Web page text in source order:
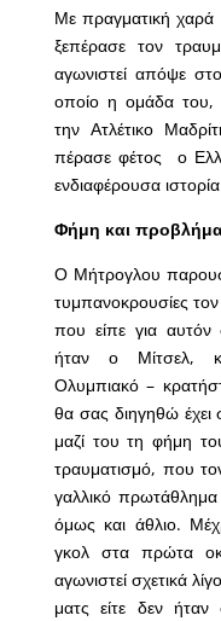
Με πραγματική
ξεπέρασε τον
αγωνιστεί απόψε
οποίο η ομάδα του,
την Ατλέτικο
πέρασε φέτος ο
ενδιαφέρουσα
Φήμη και
Ο Μήτρογλου
τυμπανοκρουσίες
που είπε για αυτόν
ήταν ο Μίτσελ,
Ολυμπιακό –
θα σας διηγηθώ
μαζί του τη φήμη
τραυματισμό, που
γαλλικό πρωτάθλημα
όμως και άθλιο.
γκολ στα πρώτα
αγωνιστεί σχετικά
ματς είτε δεν ήταν